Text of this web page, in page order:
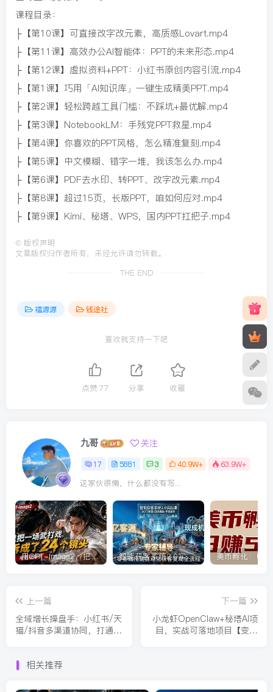
课程目录：
├【第10课】可直接改字改元素，高质感Lovart.mp4
├【第11课】高效办公AI智能体：PPT的未来形态.mp4
├【第12课】虚拟资料+PPT：小红书原创内容引流.mp4
├【第1课】巧用「AI知识库」一键生成精美PPT.mp4
├【第2课】轻松跨越工具门槛：不踩坑+最优解.mp4
├【第3课】NotebookLM：手残党PPT救星.mp4
├【第4课】你喜欢的PPT风格，怎么精准复刻.mp4
├【第5课】中文模糊、错字一堆，我该怎么办.mp4
├【第6课】PDF去水印、转PPT、改字改元素.mp4
├【第8课】超过15页，长版PPT，咱如何应对.mp4
├【第9课】Kimi、秘塔、WPS，国内PPT扛把子.mp4
© 版权声明
文章版权归作者所有，未经允许请勿转载。
THE END
福源源 钱途社
喜欢就支持一下吧
点赞 77 分享 收藏
九哥 关注
17 5881 3 40.9W+
63.9W+
这家伙很懒，什么都没有写...
用GPT-Image2，把一段武打对决拆成24个连续镜头，从人物建立、动作衔接、运镜节奏，到情绪爆发 智能获客系统2.0实战课：送7亿客源+现成机器+专家辅导，零基础搭建自动化获客变现全流程
上一篇
全域增长操盘手：小红书/天
猫/抖音多渠道协同，打通从
下一篇
小龙虾OpenClaw+秘塔AI项
目，实战可落地项目【变现
相关推荐